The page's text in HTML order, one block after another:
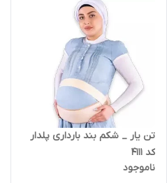
تن یار _ شکم بند بارداری پلدار
کد 4111
ناموجود